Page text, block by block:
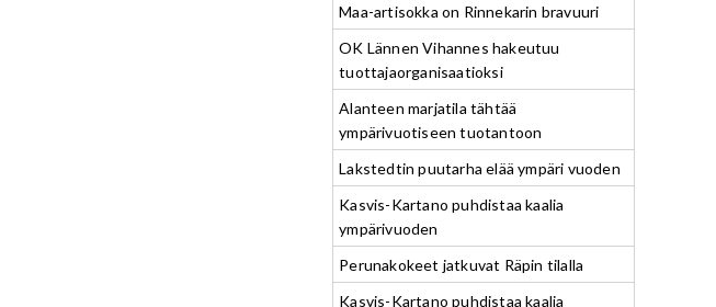
Maa-artisokka on Rinnekarin bravuuri
OK Lännen Vihannes hakeutuu
tuottajaorganisaatioksi
Alanteen marjatila tähtää
ympärivuotiseen tuotantoon
Lakstedtin puutarha elää ympäri vuoden
Kasvis-Kartano puhdistaa kaalia
ympärivuoden
Perunakokeet jatkuvat Räpin tilalla
Kasvis-Kartano puhdistaa kaalia